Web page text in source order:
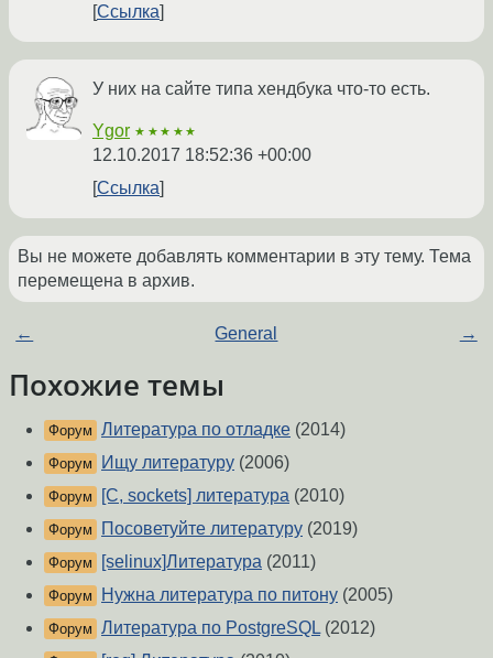
Ссылка
У них на сайте типа хендбука что-то есть.
Ygor ★★★★★
12.10.2017 18:52:36 +00:00
Ссылка
Вы не можете добавлять комментарии в эту тему. Тема
перемещена в архив.
← General →
Похожие темы
Форум Литература по отладке (2014)
Форум Ищу литературу (2006)
Форум [C, sockets] литература (2010)
Форум Посоветуйте литературу (2019)
Форум [selinux]Литература (2011)
Форум Нужна литература по питону (2005)
Форум Литература по PostgreSQL (2012)